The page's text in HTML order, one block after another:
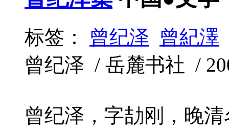
标签： 曾纪泽 曾紀澤
曾纪泽 / 岳麓书社 /
曾纪泽，字劼刚，晚